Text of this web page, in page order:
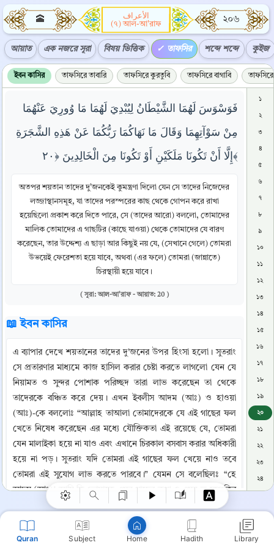
Quran Subject Home Hadith Library
🕋
الأعراف
(৭) আল-আ'রাফ
২০৬
আয়াত এক নজরে সূরা বিষয় ভিত্তিক তাফসির শব্দে শব্দে কুইজ
ইবন কাসির তাফসিরে তাবারি তাফসিরে কুরতুবি তাফসিরে বাগাবি তাফসিরে
فَوَسْوَسَ لَهُمَا الشَّيْطَانُ لِيُبْدِيَ لَهُمَا مَا وُورِيَ عَنْهُمَا
مِنْ سَوْآتِهِمَا وَقَالَ مَا نَهَاكُمَا رَبُّكُمَا عَنْ هَذِهِ الشَّجَرَةِ
إِلَّا أَنْ تَكُونَا مَلَكَيْنِ أَوْ تَكُونَا مِنَ الْخَالِدِينَ ﴿٢٠﴾
অতপর শয়তান তাদের দু’জনকেই কুমন্ত্রণা দিলো যেন সে তাদের নিজেদের
লজ্জাস্থানসমূহ, যা তাদের পরস্পরের কাছ থেকে গোপন করে রাখা
হয়েছিলো প্রকাশ করে দিতে পারে, সে (তাদের আরো) বললো, তোমাদের
মালিক তোমাদের এ গাছটির (কাছে যাওয়া) থেকে তোমাদের যে বারণ
করেছেন, তার উদ্দেশ্য এ ছাড়া আর কিছুই নয় যে, (সেখানে গেলে) তোমরা
উভয়েই ফেরেশতা হয়ে যাবে, অথবা (এর ফলে) তোমরা (জান্নাতে)
চিরস্থায়ী হয়ে যাবে।
( সূরা: আল-আ'রাফ - আয়াত: 20 )
📖 ইবন কাসির
এ ব্যাপার দেখে শয়তানের তাদের দু’জনের উপর হিংসা হলো। সুতরাং
সে প্রতারণার মাধ্যমে কাজ হাসিল করার চেষ্টা করতে লাগলো যেন যে
নিয়ামত ও সুন্দর পোশাক পরিচ্ছদ তারা লাভ করেছেন তা থেকে
তাদেরকে বঞ্চিত করে দেয়। এখন ইবলীস আদম (আঃ) ও হাওয়া
(আঃ)-কে বললোঃ “আল্লাহ তাআলা তোমাদেরকে যে এই গাছের ফল
খেতে নিষেধ করেছেন এর মধ্যে যৌক্তিকতা এই রয়েছে যে, তোমরা
যেন মালাইকা হয়ে না যাও এবং এখানে চিরকাল বসবাস করার অধিকারী
হয়ে না পড়। সুতরাং যদি তোমরা এই গাছের ফল খেয়ে নাও তবে
তোমরা এই সুযোগ লাভ করতে পারবে।” যেমন সে বলেছিলঃ “হে
আদম (আঃ)! আমি কি তোমাকে এমন গাছের কথা ও এমন ভূ-সম্পত্তির
কথা বলে দেবো যা কখনো ধ্বংস হবে না?” যেমন আল্লাহ পাক
বলেছেনঃ “আল্লাহ তোমাদেরকে এ কথা খোলাখুলিভাবে এ জন্যে
বুঝাতে রয়েছেন যে, যেন তোমরা পথভ্রষ্ট না হয়ে পড়।” এখানে
১
২
৩
৪
৫
৬
৭
৮
৯
১০
১১
১২
১৩
১৪
১৫
১৬
১৭
১৮
১৯
২০
২১
২২
২৩
২৪
২৬
Copy